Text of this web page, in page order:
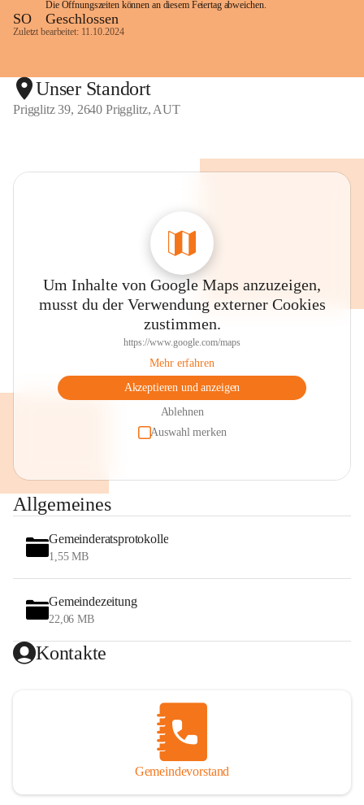
Die Öffnungszeiten können an diesem Feiertag abweichen.
SO Geschlossen
Zuletzt bearbeitet: 11.10.2024
Unser Standort
Prigglitz 39, 2640 Prigglitz, AUT
Um Inhalte von Google Maps anzuzeigen,
musst du der Verwendung externer Cookies
zustimmen.
https://www.google.com/maps
Mehr erfahren
Akzeptieren und anzeigen
Ablehnen
Auswahl merken
Allgemeines
Gemeinderatsprotokolle
1,55 MB
Gemeindezeitung
22,06 MB
Kontakte
Gemeindevorstand